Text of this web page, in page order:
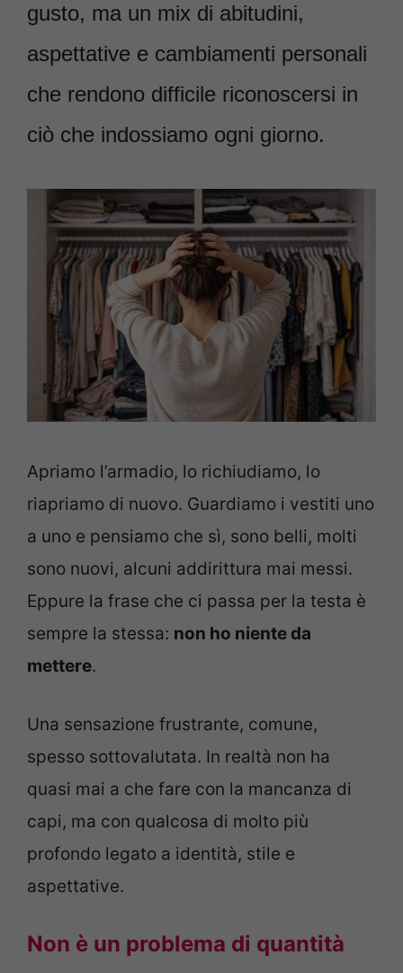
gusto, ma un mix di abitudini,
aspettative e cambiamenti personali
che rendono difficile riconoscersi in
ciò che indossiamo ogni giorno.
Apriamo l’armadio, lo richiudiamo, lo
riapriamo di nuovo. Guardiamo i vestiti uno
a uno e pensiamo che sì, sono belli, molti
sono nuovi, alcuni addirittura mai messi.
Eppure la frase che ci passa per la testa è
sempre la stessa: non ho niente da
mettere.
Una sensazione frustrante, comune,
spesso sottovalutata. In realtà non ha
quasi mai a che fare con la mancanza di
capi, ma con qualcosa di molto più
profondo legato a identità, stile e
aspettative.
Non è un problema di quantità